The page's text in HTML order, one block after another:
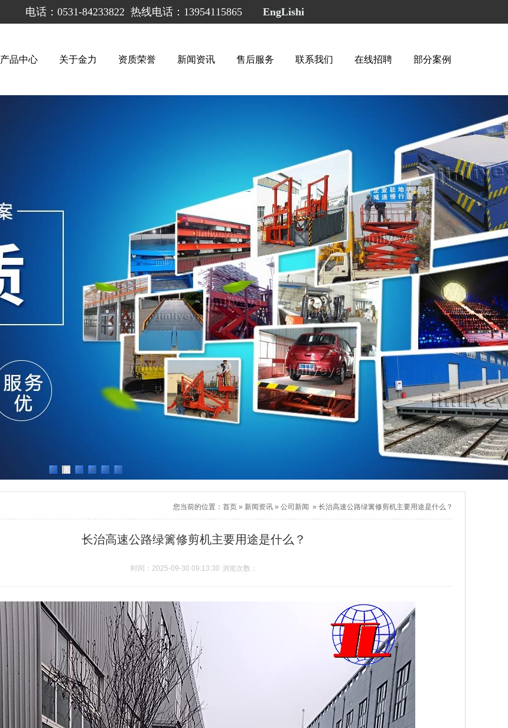
电话：0531-84233822 热线电话：13954115865 EngLishi
产品中心 关于金力 资质荣誉 新闻资讯 售后服务 联系我们 在线招聘 部分案例
1 3 4 5 6
您当前的位置： 首页 » 新闻资讯 » 公司新闻 » 长治高速公路绿篱修剪机主要用途是什么？
长治高速公路绿篱修剪机主要用途是什么？
时间：2025-09-30 09:13:30 浏览次数：